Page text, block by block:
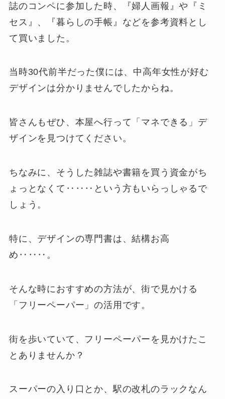
誌のコンペに参加した時、『婦人画報』や『ミ
セス』、『暮らしの手帳』などを参考資料とし
て買いました。
当時30代前半だった僕には、中高年女性が好む
デザインは分かりませんでしたからね。
皆さんもぜひ、本屋へ行って「マネできる」デ
ザインを見つけてください。
ちなみに、そうした雑誌や書籍を買う資金がち
ょっとなくて‥‥‥という方もいらっしゃるで
しょう。
特に、デザインの専門書は、結構お高
め‥‥‥。
そんな時におすすめの方法が、街で見かける
「フリーペーパー」の活用です。
街を歩いていて、フリーペーパーを見かけたこ
とありませんか？
スーパーの入り口とか、駅の改札のラックなん